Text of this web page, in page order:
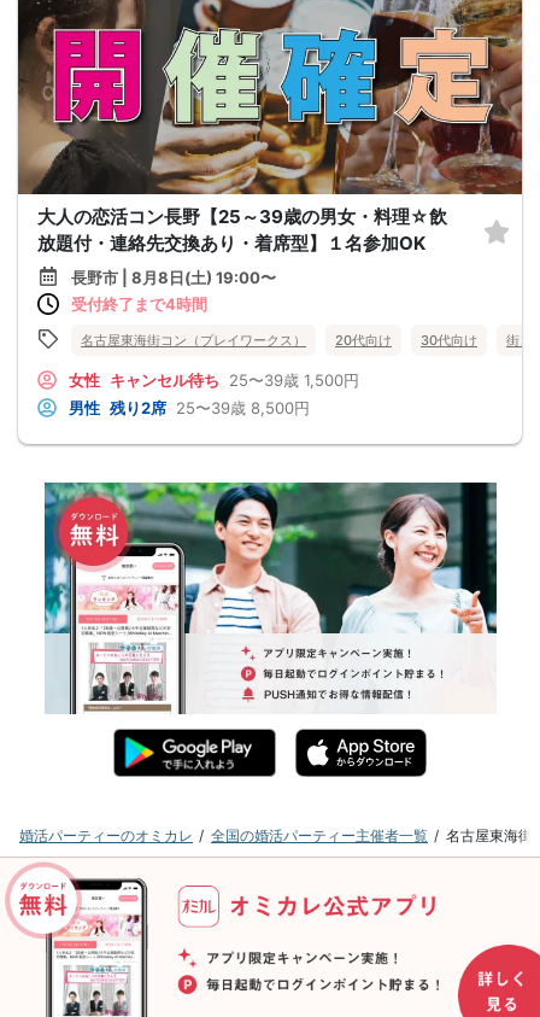
大人の恋活コン長野【25～39歳の男女・料理☆飲
放題付・連絡先交換あり・着席型】１名参加OK
長野市 | 8月8日(土) 19:00〜
受付終了まで4時間
名古屋東海街コン（プレイワークス） 20代向け 30代向け 街コ
女性 キャンセル待ち 25〜39歳 1,500円
男性 残り2席 25〜39歳 8,500円
婚活パーティーのオミカレ 全国の婚活パーティー主催者一覧 名古屋東海街